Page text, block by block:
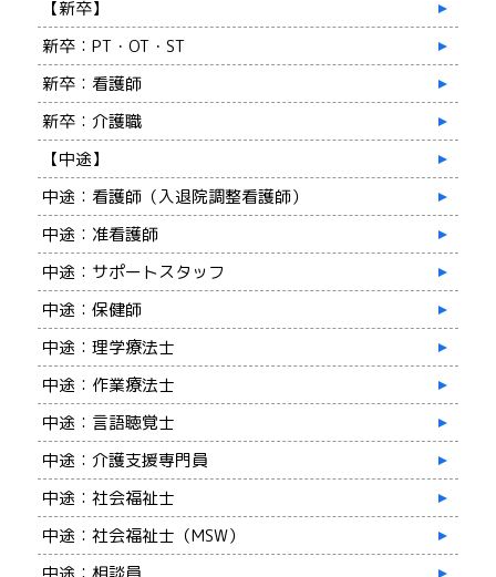
【新卒】
新卒：PT・OT・ST
新卒：看護師
新卒：介護職
【中途】
中途：看護師（入退院調整看護師）
中途：准看護師
中途：サポートスタッフ
中途：保健師
中途：理学療法士
中途：作業療法士
中途：言語聴覚士
中途：介護支援専門員
中途：社会福祉士
中途：社会福祉士（MSW）